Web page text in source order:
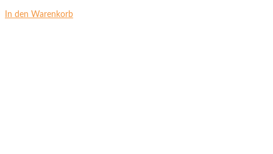
In den Warenkorb